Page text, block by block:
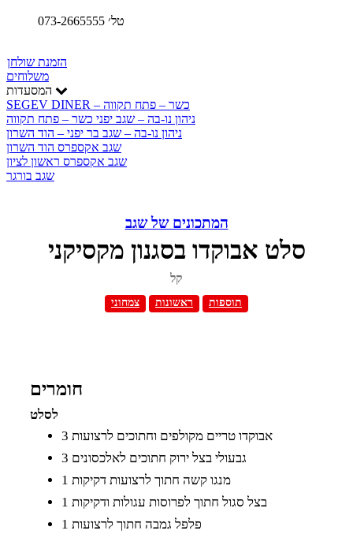
טל׳ 073-2665555
הזמנת שולחן
משלוחים
SEGEV DINER – כשר – פתח תקווה
ניהון נו-בה – שגב יפני כשר – פתח תקווה
ניהון נו-בה – שגב בר יפני – הוד השרון
שגב אקספרס הוד השרון
שגב אקספרס ראשון לציון
שגב בורגר
המתכונים של שגב
סלט אבוקדו בסגנון מקסיקני
קל
צמחוני ראשונות תוספות
חומרים
לסלט
3 אבוקדו טריים מקולפים וחתוכים לרצועות
3 גבעולי בצל ירוק חתוכים לאלכסונים
1 מנגו קשה חתוך לרצועות דקיקות
1 בצל סגול חתוך לפרוסות עגולות ודקיקות
1 פלפל גמבה חתוך לרצועות